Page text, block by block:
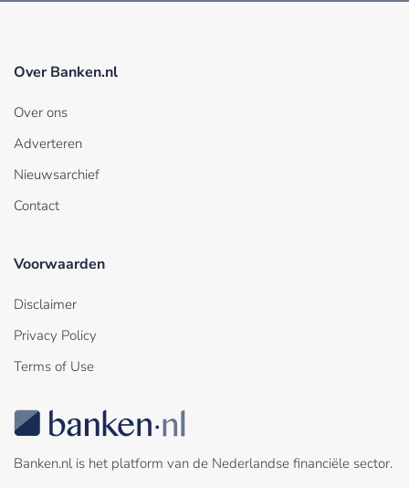
Over Banken.nl
Over ons
Adverteren
Nieuwsarchief
Contact
Voorwaarden
Disclaimer
Privacy Policy
Terms of Use
Banken.nl is het platform van de Nederlandse financiële sector.